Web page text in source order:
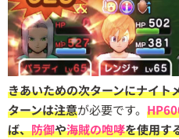
きあいための次ターンにナイト
ターンは注意が必要です。
ば、防御や海賊の咆哮を使用す